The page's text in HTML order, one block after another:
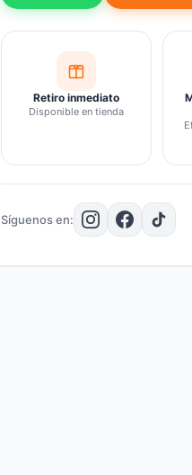
Retiro inmediato
Disponible en tienda
Síguenos en: